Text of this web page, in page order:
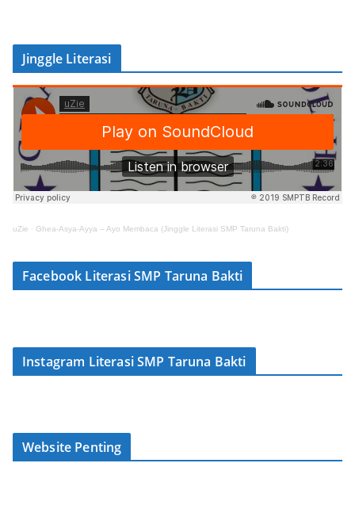
Jinggle Literasi
uZie · Ghea-Asya-Ayya – Ayo Membaca (Jinggle Literasi SMP Taruna Bakti)
Facebook Literasi SMP Taruna Bakti
Instagram Literasi SMP Taruna Bakti
Website Penting